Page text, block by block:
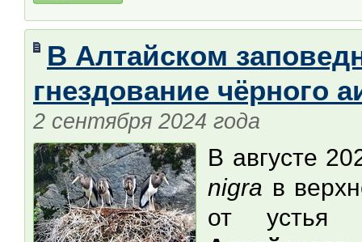
В Алтайском
гнездование чёрного
2 сентября 2024 года
В августе
nigra в
от устья